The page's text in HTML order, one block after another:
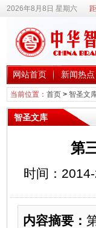
2026年8月8日 星期六
网站首页 新闻热点
当前位置： 首页> 智圣文
智圣文库
第
时间：
内容摘要：